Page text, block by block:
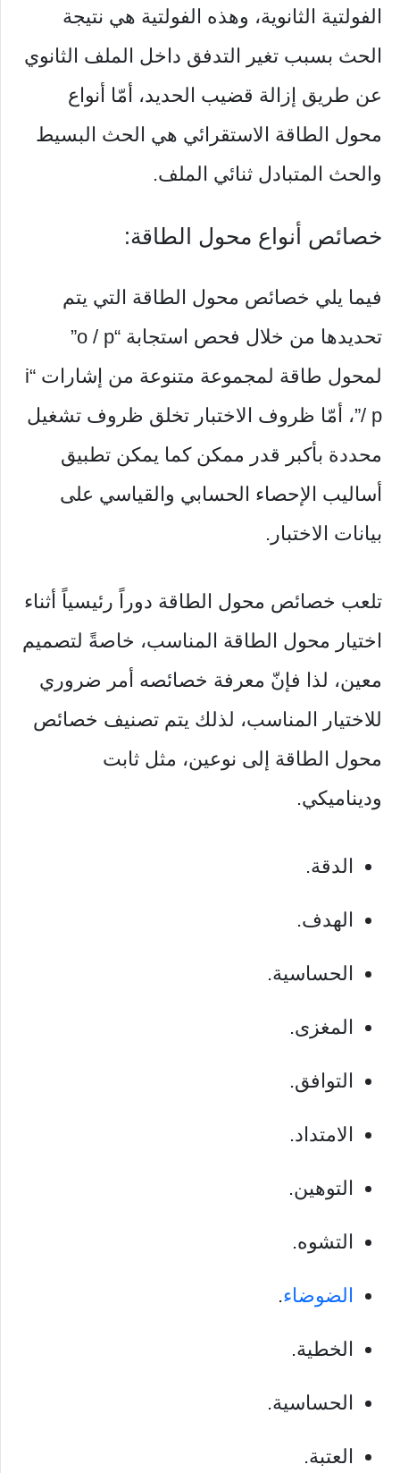
الفولتية الثانوية، وهذه الفولتية هي نتيجة
الحث بسبب تغير التدفق داخل الملف الثانوي
عن طريق إزالة قضيب الحديد، أمّا أنواع
محول الطاقة الاستقرائي هي الحث البسيط
والحث المتبادل ثنائي الملف.
خصائص أنواع محول الطاقة:
فيما يلي خصائص محول الطاقة التي يتم
تحديدها من خلال فحص استجابة “o / p”
لمحول طاقة لمجموعة متنوعة من إشارات “i
/ p”، أمّا ظروف الاختبار تخلق ظروف تشغيل
محددة بأكبر قدر ممكن كما يمكن تطبيق
أساليب الإحصاء الحسابي والقياسي على
بيانات الاختبار.
تلعب خصائص محول الطاقة دوراً رئيسياً أثناء
اختيار محول الطاقة المناسب، خاصةً لتصميم
معين، لذا فإنّ معرفة خصائصه أمر ضروري
للاختيار المناسب، لذلك يتم تصنيف خصائص
محول الطاقة إلى نوعين، مثل ثابت
وديناميكي.
الدقة.
الهدف.
الحساسية.
المغزى.
التوافق.
الامتداد.
التوهين.
التشوه.
الضوضاء.
الخطية.
الحساسية.
العتبة.